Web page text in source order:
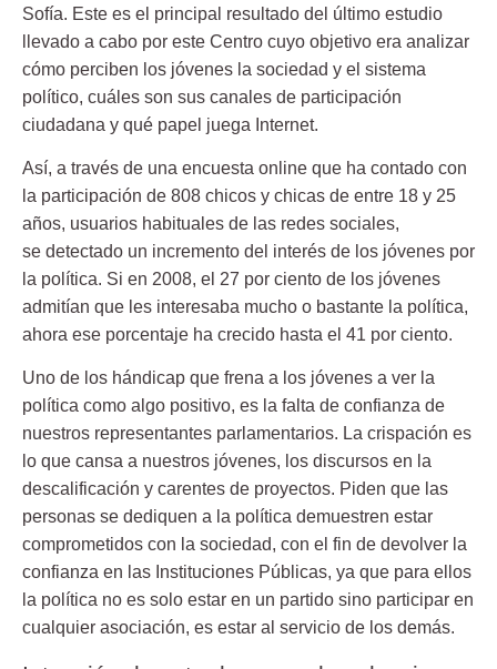
Sofía. Este es el principal resultado del último estudio
llevado a cabo por este Centro cuyo objetivo era analizar
cómo perciben los jóvenes la sociedad y el sistema
político, cuáles son sus canales de participación
ciudadana y qué papel juega Internet.
Así, a través de una encuesta online que ha contado con
la participación de 808 chicos y chicas de entre 18 y 25
años, usuarios habituales de las redes sociales,
se detectado un incremento del interés de los jóvenes por
la política. Si en 2008, el 27 por ciento de los jóvenes
admitían que les interesaba mucho o bastante la política,
ahora ese porcentaje ha crecido hasta el 41 por ciento.
Uno de los hándicap que frena a los jóvenes a ver la
política como algo positivo, es la falta de confianza de
nuestros representantes parlamentarios. La crispación es
lo que cansa a nuestros jóvenes, los discursos en la
descalificación y carentes de proyectos. Piden que las
personas se dediquen a la política demuestren estar
comprometidos con la sociedad, con el fin de devolver la
confianza en las Instituciones Públicas, ya que para ellos
la política no es solo estar en un partido sino participar en
cualquier asociación, es estar al servicio de los demás.